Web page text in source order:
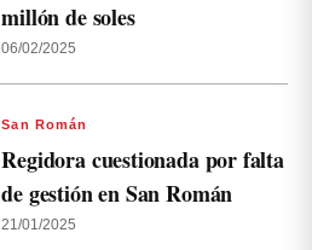
millón de soles
06/02/2025
San Román
Regidora cuestionada por falta
de gestión en San Román
21/01/2025